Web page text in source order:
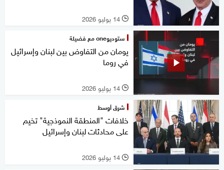
l 14 يوليو 2026
ستوديوone مع فضيلة
يومان من التفاوض بين لبنان وإسرائيل
في روما
l 14 يوليو 2026
شرق أوسط
خلافات "المنطقة النموذجية" تخيم
على محادثات لبنان وإسرائيل
l 14 يوليو 2026